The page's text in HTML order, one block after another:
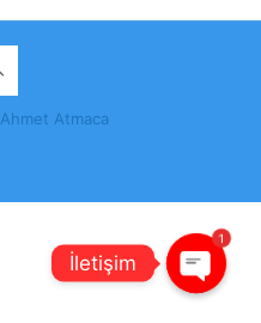
Ahmet Atmaca
İletişim
Open
1